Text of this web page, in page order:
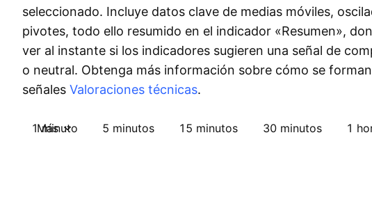
seleccionado. Incluye datos clave de medias móviles,
pivotes, todo ello resumido en el indicador «Resumen»,
ver al instante si los indicadores sugieren una señal de
o neutral. Obtenga más información sobre cómo se
señales Valoraciones técnicas.
1 minuto 5 minutos 15 minutos 30 minutos 1
Más